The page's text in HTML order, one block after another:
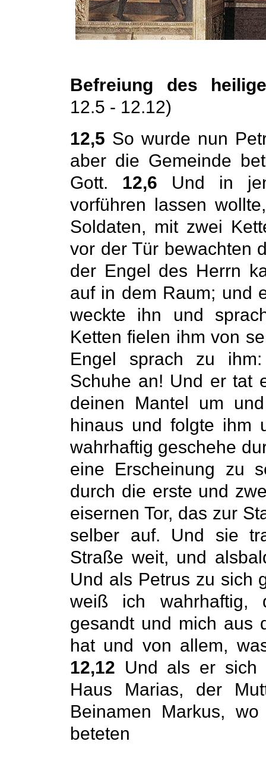
Befreiung des
12.5 - 12.12)
12,5 So wurde nun
aber die Gemeinde
Gott. 12,6 Und in
vorführen lassen
Soldaten, mit zwei
vor der Tür bewachten
der Engel des Herrn
auf in dem Raum; und
weckte ihn und
Ketten fielen ihm von
Engel sprach zu
Schuhe an! Und er tat
deinen Mantel um
hinaus und folgte ihm
wahrhaftig geschehe
eine Erscheinung zu
durch die erste und
eisernen Tor, das zur
selber auf. Und sie
Straße weit, und
Und als Petrus zu sich
weiß ich wahrhaftig,
gesandt und mich aus
hat und von allem,
12,12 Und als er sich
Haus Marias, der
Beinamen Markus,
beteten